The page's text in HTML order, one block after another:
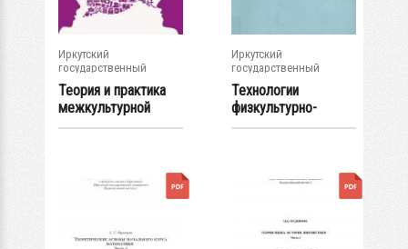
Иркутский
государственный
университет
Теория и практика
межкультурной
коммуникации :...
Иркутский
государственный
университет
Технологии
физкультурно-
спортивной